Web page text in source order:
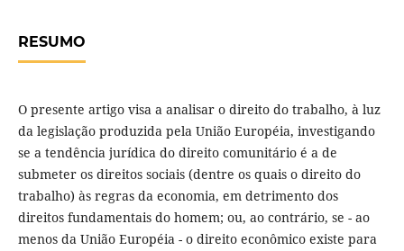
RESUMO
O presente artigo visa a analisar o direito do trabalho, à luz
da legislação produzida pela União Européia, investigando
se a tendência jurídica do direito comunitário é a de
submeter os direitos sociais (dentre os quais o direito do
trabalho) às regras da economia, em detrimento dos
direitos fundamentais do homem; ou, ao contrário, se - ao
menos da União Européia - o direito econômico existe para